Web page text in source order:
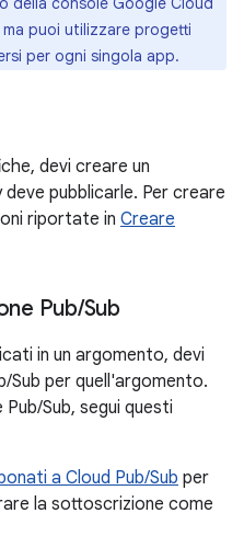
ma puoi utilizzare progetti
per ogni singola app.
devi creare un
deve pubblicarle. Per creare
riportate in Creare
Pub/Sub
in un argomento, devi
Sub per quell'argomento.
Sub, segui questi
a Cloud Pub/Sub per
la sottoscrizione come